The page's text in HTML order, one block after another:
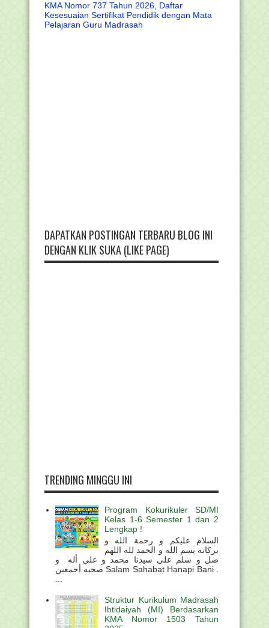
KMA Nomor 737 Tahun 2026, Daftar
Kesesuaian Sertifikat Pendidik dengan Mata
Pelajaran Guru Madrasah
DAPATKAN POSTINGAN TERBARU BLOG INI
DENGAN KLIK SUKA (LIKE PAGE)
TRENDING MINGGU INI
Program Kokurikuler SD/MI
Kelas 1-6 Semester 1 dan 2
Lengkap !
السلام عليكم و رحمة الله و
بركاته بسم الله و الحمد لله اللهم
صل و سلم على سيدنا محمد و على أله و
صحبه أجمعين Salam Sahabat Hanapi Bani .
Struktur Kurikulum Madrasah
Ibtidaiyah (MI) Berdasarkan
KMA Nomor 1503 Tahun